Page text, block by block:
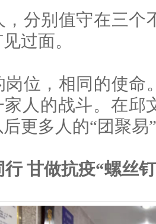
，分别值守在三个
过面。
岗位，相同的使命
人的战斗。在邱
更多人的“团聚易
行 甘做抗疫“螺丝